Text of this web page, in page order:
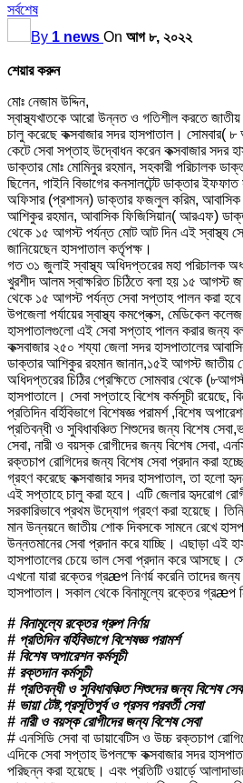
সর্বশেষ
By 1 news On আগ ৮, ২০২২
শেয়ার করুন
মোঃ নেজাম উদ্দিন,
স্বাস্থ্যখাতকে আরো উন্নত ও গতিশীল করতে
চালু করেছে কক্সবাজার সদর হাসপাতাল। সোমবার(
কেটে সেবা সপ্তাহ উদ্বোধন করেন কক্সবাজার সদর
ডাক্তার মোঃ মোমিনুর রহমান, সহকারী পরিচালক
ছিলেন, গাইনি বিভাগের কনসালটেন্ট ডাক্তার
অফিসার (প্রশাসন) ডাক্তার ফজলুল করিম, আবাসিক
আশিকুর রহমান, আবাসিক ফিজিসিয়ান( আরএফ)
থেকে ১৫ আগস্ট পর্যন্ত মোট আট দিন এই স্বাস্থ্য
জানিয়েছেন হাসপাতাল কর্তৃপক্ষ।
গত ৩১ জুলাই স্বাস্থ্য অধিদপ্তরের মহা পরিচালক
খুরশীদ আলম স্বাক্ষরিত চিঠিতে বলা হয় ১৫ আগস্ট
থেকে ১৫ আগস্ট পর্যন্ত সেবা সপ্তাহ পালন করা
উপজেলা পর্যায়ের স্বাস্থ্য কমপ্লেক্স, মেডিকেল কলেজ
হাসপাতালগুলো এই সেবা সপ্তাহ পালন করার জন্য
কক্সবাজার ২৫০ শয্যা জেলা সদর হাসপাতালের
ডাক্তার আশিকুর রহমান জানান,১৫ই আগস্ট জাতীয়
অধিদপ্তরের চিঠির প্রেক্ষিতে সোমবার থেকে
হাসপাতালে। সেবা সপ্তাহে বিশেষ কর্মসূচী রয়েছে,
প্রতিদিন বর্হিবিভাগে বিশেষজ্ঞ পরামর্শ ,বিশেষ
প্রতিবন্ধী ও সুবিধাবঞ্চিত শিশুদের জন্য বিশেষ
সেবা, নারী ও বয়স্ক রোগীদের জন্য বিশেষ সেবা,
রক্তচাপ রোগিদের জন্য বিশেষ সেবা প্রদান করা
গ্রহণ করেছে কক্সবাজার সদর হাসপাতাল, তা হলো
এই সপ্তাহে চালু করা হবে। এটি জেলার হৃদরোগ
সরকারিভাবে প্রথম উদ্যোগ গ্রহণ করা হয়েছে।
মান উন্নয়নে জাতীয় শোক দিবসকে সামনে রেখে
উন্নতমানের সেবা প্রদান করে যাচ্ছি। এছাড়া এই
হাসপাতালের চেয়ে ভাল সেবা প্রদান করে আসছে।
এখনো যারা রক্তের গ্রæপ নিণর্য় করেনি তাদের
হাসপাতাল। সকাল থেকে বিনামূল্যে রক্তের গ্রæপ
# বিনামূল্যে রক্তের গ্রুপ নির্ণয়
# প্রতিদিন বর্হিবিভাগে বিশেষজ্ঞ পরামর্শ
# বিশেষ অপারেশন কর্মসূচী
# রক্তদান কর্মসূচী
# প্রতিবন্ধী ও সুবিধাবঞ্চিত শিশুদের জন্য বিশেষ
# ভায়া টেষ্ট,প্রসূতিপূর্ব ও প্রসব পরবর্তী সেবা
# নারী ও বয়স্ক রোগীদের জন্য বিশেষ সেবা
# এনসিডি সেবা বা ডায়াবেটিস ও উচ্চ রক্তচাপ
এদিকে সেবা সপ্তাহ উপলক্ষে কক্সবাজার সদর
পরিছন্ন করা হয়েছে। এবং প্রতিটি ওয়ার্ড়ে